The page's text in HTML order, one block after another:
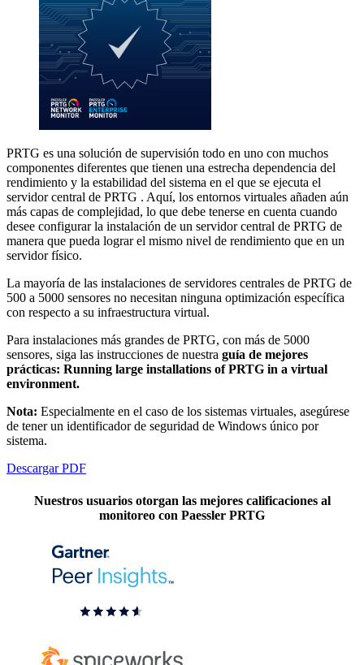
PRTG es una solución de supervisión todo en uno con muchos
componentes diferentes que tienen una estrecha dependencia del
rendimiento y la estabilidad del sistema en el que se ejecuta el
servidor central de PRTG . Aquí, los entornos virtuales añaden aún
más capas de complejidad, lo que debe tenerse en cuenta cuando
desee configurar la instalación de un servidor central de PRTG de
manera que pueda lograr el mismo nivel de rendimiento que en un
servidor físico.
La mayoría de las instalaciones de servidores centrales de PRTG de
500 a 5000 sensores no necesitan ninguna optimización específica
con respecto a su infraestructura virtual.
Para instalaciones más grandes de PRTG, con más de 5000
sensores, siga las instrucciones de nuestra guía de mejores
prácticas: Running large installations of PRTG in a virtual
environment.
Nota: Especialmente en el caso de los sistemas virtuales, asegúrese
de tener un identificador de seguridad de Windows único por
sistema.
Descargar PDF
Nuestros usuarios otorgan las mejores calificaciones al
monitoreo con Paessler PRTG